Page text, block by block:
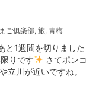
ご俱楽部, 旅, 青梅
と1週間を切りました
りです
さてポンコ
立川が近いですね。